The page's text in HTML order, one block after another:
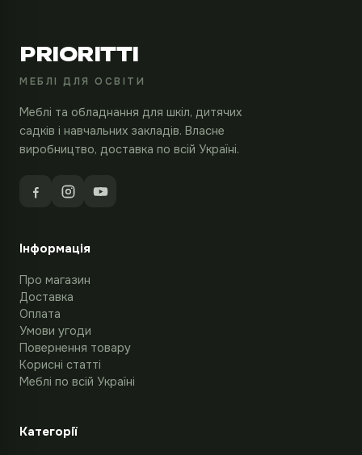
PRIORITTI
МЕБЛІ ДЛЯ ОСВІТИ
Меблі та обладнання для шкіл, дитячих
садків і навчальних закладів. Власне
виробництво, доставка по всій Україні.
Інформація
Про магазин
Доставка
Оплата
Умови угоди
Повернення товару
Корисні статті
Меблі по всій Україні
Категорії